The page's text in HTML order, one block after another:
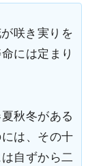
咲き実りを
には定まり
秋冬がある
は、その十
自ずから二